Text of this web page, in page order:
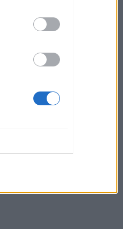
už zbytočné, no snažím
že každý umelec má takýto
vizážistka o celej svojej práci.